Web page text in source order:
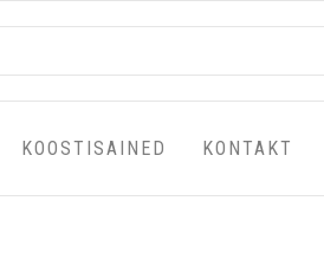
KOOSTISAINED KONTAKT